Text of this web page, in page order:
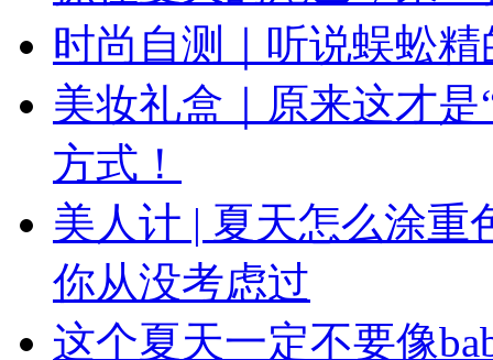
时尚自测｜听说蜈蚣
美妆礼盒｜原来这才
方式！
美人计 | 夏天怎么涂重
你从没考虑过
这个夏天一定不要像